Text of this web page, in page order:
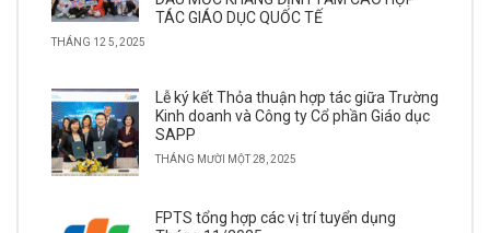
TÁC GIÁO DỤC QUỐC TẾ
THÁNG 12 5, 2025
Lễ ký kết Thỏa thuận hợp tác giữa Trường
Kinh doanh và Công ty Cổ phần Giáo dục
SAPP
THÁNG MƯỜI MỘT 28, 2025
FPTS tổng hợp các vị trí tuyển dụng